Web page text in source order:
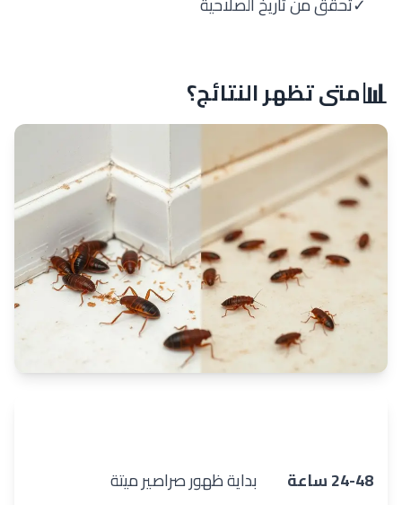
📊متى تظهر النتائج؟
24-48 ساعة
بداية ظهور صراصير ميتة